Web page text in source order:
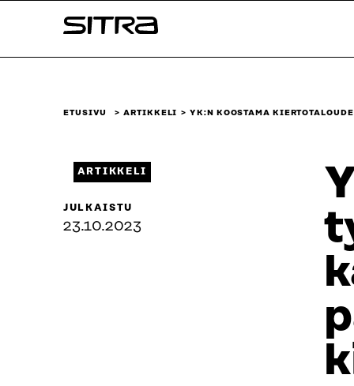
sisältöön
Sitra
ETUSIVU ARTIKKELI YK:N KOOSTAMA
ARTIKKELI
JULKAISTU
23.10.2023